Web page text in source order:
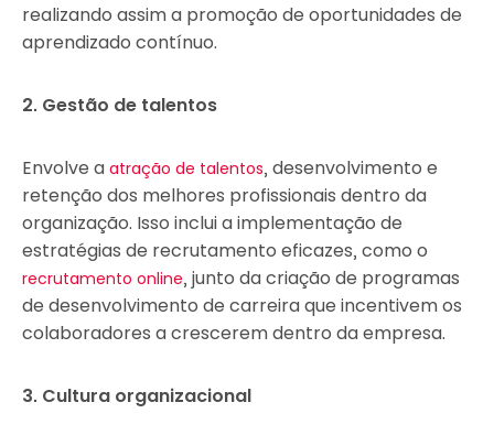
realizando assim a promoção de oportunidades de
aprendizado contínuo.
2. Gestão de talentos
Envolve a atração de talentos, desenvolvimento e
retenção dos melhores profissionais dentro da
organização. Isso inclui a implementação de
estratégias de recrutamento eficazes, como o
recrutamento online, junto da criação de programas
de desenvolvimento de carreira que incentivem os
colaboradores a crescerem dentro da empresa.
3. Cultura organizacional